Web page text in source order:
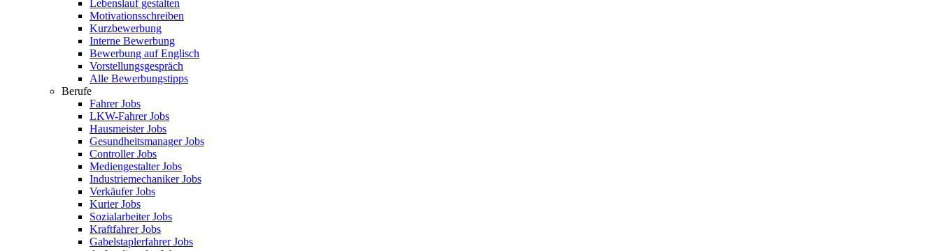
Lebenslauf gestalten
Motivationsschreiben
Kurzbewerbung
Interne Bewerbung
Bewerbung auf Englisch
Vorstellungsgespräch
Alle Bewerbungstipps
Berufe
Fahrer Jobs
LKW-Fahrer Jobs
Hausmeister Jobs
Gesundheitsmanager Jobs
Controller Jobs
Mediengestalter Jobs
Industriemechaniker Jobs
Verkäufer Jobs
Kurier Jobs
Sozialarbeiter Jobs
Kraftfahrer Jobs
Gabelstaplerfahrer Jobs